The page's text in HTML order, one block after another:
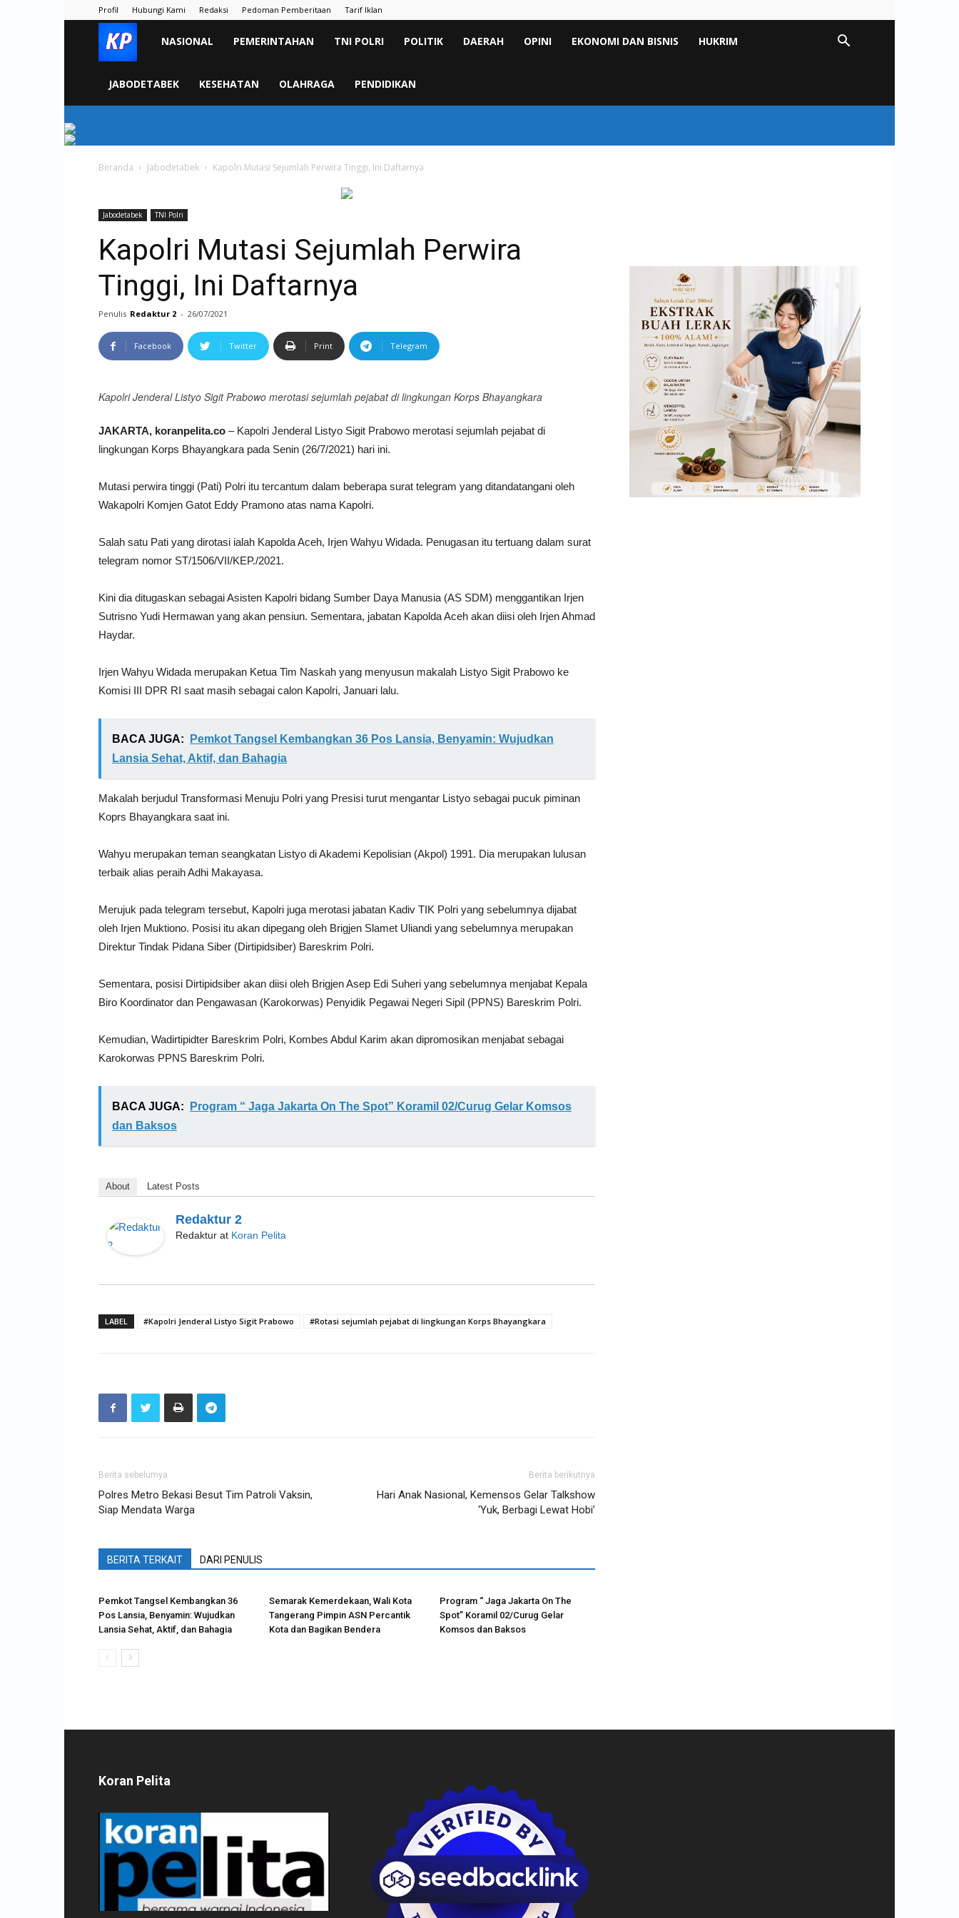
Profil Hubungi Kami Redaksi Pedoman Pemberitaan Tarif Iklan
KORAN
PELITA
NASIONAL PEMERINTAHAN TNI POLRI POLITIK DAERAH OPINI EKONOMI DAN BISNIS HUKRIM
JABODETABEK KESEHATAN OLAHRAGA PENDIDIKAN
Beranda Jabodetabek Kapolri Mutasi Sejumlah Perwira Tinggi, Ini Daftarnya
Jabodetabek TNI Polri
Kapolri Mutasi Sejumlah Perwira
Tinggi, Ini Daftarnya
Penulis Redaktur 2 - 26/07/2021
Facebook Twitter Print Telegram
Kapolri Jenderal Listyo Sigit Prabowo merotasi sejumlah pejabat di lingkungan Korps Bhayangkara
JAKARTA, koranpelita.co – Kapolri Jenderal Listyo Sigit Prabowo merotasi sejumlah pejabat di
lingkungan Korps Bhayangkara pada Senin (26/7/2021) hari ini.
Mutasi perwira tinggi (Pati) Polri itu tercantum dalam beberapa surat telegram yang ditandatangani oleh
Wakapolri Komjen Gatot Eddy Pramono atas nama Kapolri.
Salah satu Pati yang dirotasi ialah Kapolda Aceh, Irjen Wahyu Widada. Penugasan itu tertuang dalam surat
telegram nomor ST/1506/VII/KEP./2021.
Kini dia ditugaskan sebagai Asisten Kapolri bidang Sumber Daya Manusia (AS SDM) menggantikan Irjen
Sutrisno Yudi Hermawan yang akan pensiun. Sementara, jabatan Kapolda Aceh akan diisi oleh Irjen Ahmad
Haydar.
Irjen Wahyu Widada merupakan Ketua Tim Naskah yang menyusun makalah Listyo Sigit Prabowo ke
Komisi III DPR RI saat masih sebagai calon Kapolri, Januari lalu.
BACA JUGA:
Pemkot Tangsel Kembangkan 36 Pos Lansia, Benyamin: Wujudkan
Lansia Sehat, Aktif, dan Bahagia
Makalah berjudul Transformasi Menuju Polri yang Presisi turut mengantar Listyo sebagai pucuk piminan
Koprs Bhayangkara saat ini.
Wahyu merupakan teman seangkatan Listyo di Akademi Kepolisian (Akpol) 1991. Dia merupakan lulusan
terbaik alias peraih Adhi Makayasa.
Merujuk pada telegram tersebut, Kapolri juga merotasi jabatan Kadiv TIK Polri yang sebelumnya dijabat
oleh Irjen Muktiono. Posisi itu akan dipegang oleh Brigjen Slamet Uliandi yang sebelumnya merupakan
Direktur Tindak Pidana Siber (Dirtipidsiber) Bareskrim Polri.
Sementara, posisi Dirtipidsiber akan diisi oleh Brigjen Asep Edi Suheri yang sebelumnya menjabat Kepala
Biro Koordinator dan Pengawasan (Karokorwas) Penyidik Pegawai Negeri Sipil (PPNS) Bareskrim Polri.
Kemudian, Wadirtipidter Bareskrim Polri, Kombes Abdul Karim akan dipromosikan menjabat sebagai
Karokorwas PPNS Bareskrim Polri.
BACA JUGA:
Program “ Jaga Jakarta On The Spot” Koramil 02/Curug Gelar Komsos
dan Baksos
About Latest Posts
Redaktur 2
Redaktur at Koran Pelita
LABEL #Kapolri Jenderal Listyo Sigit Prabowo #Rotasi sejumlah pejabat di lingkungan Korps Bhayangkara
Berita sebelumya
Polres Metro Bekasi Besut Tim Patroli Vaksin,
Siap Mendata Warga
Berita berikutnya
Hari Anak Nasional, Kemensos Gelar Talkshow
‘Yuk, Berbagi Lewat Hobi’
BERITA TERKAIT DARI PENULIS
Pemkot Tangsel Kembangkan 36
Pos Lansia, Benyamin: Wujudkan
Lansia Sehat, Aktif, dan Bahagia
Semarak Kemerdekaan, Wali Kota
Tangerang Pimpin ASN Percantik
Kota dan Bagikan Bendera
Program “ Jaga Jakarta On The
Spot” Koramil 02/Curug Gelar
Komsos dan Baksos
Koran Pelita
Pemutar
Video